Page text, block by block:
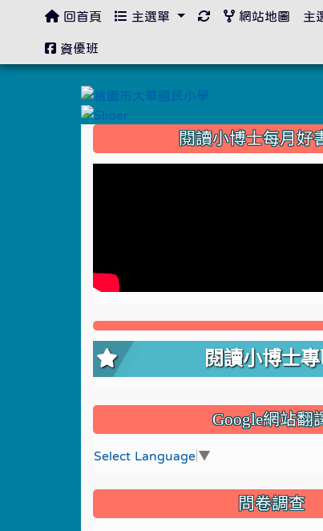
::: 閱讀小博士每月好
閱讀小博士
Google網站翻
Select Language ▼
問卷調查
回首頁 主選單 網站地圖 主
資優班